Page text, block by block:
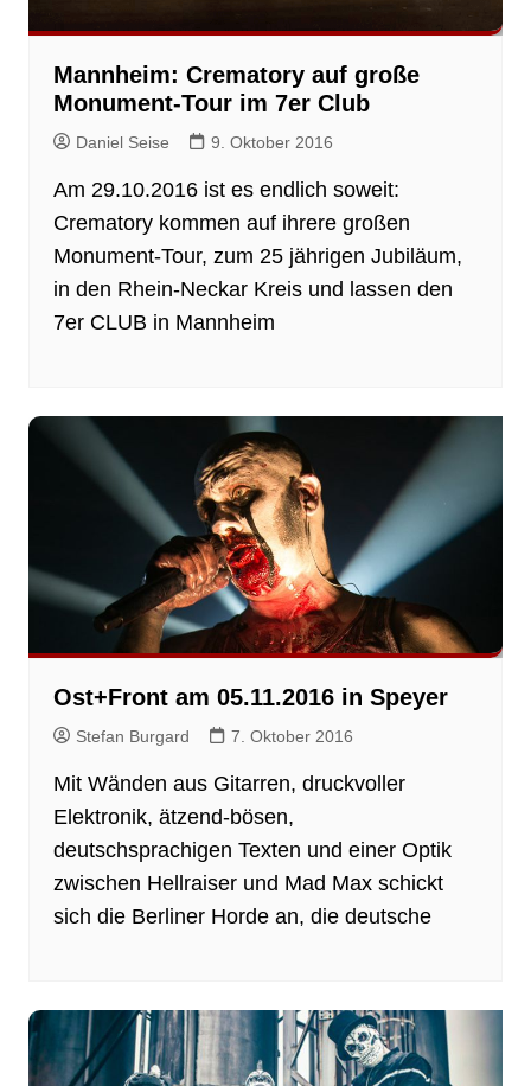
Mannheim: Crematory auf große
Monument-Tour im 7er Club
Daniel Seise 9. Oktober 2016
Am 29.10.2016 ist es endlich soweit:
Crematory kommen auf ihrere großen
Monument-Tour, zum 25 jährigen Jubiläum,
in den Rhein-Neckar Kreis und lassen den
7er CLUB in Mannheim
Ost+Front am 05.11.2016 in Speyer
Stefan Burgard 7. Oktober 2016
Mit Wänden aus Gitarren, druckvoller
Elektronik, ätzend-bösen,
deutschsprachigen Texten und einer Optik
zwischen Hellraiser und Mad Max schickt
sich die Berliner Horde an, die deutsche